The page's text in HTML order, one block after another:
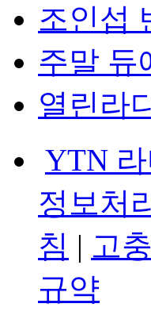
조인섭
주말 듀
열린라
YTN
정보처
침 | 고
규약